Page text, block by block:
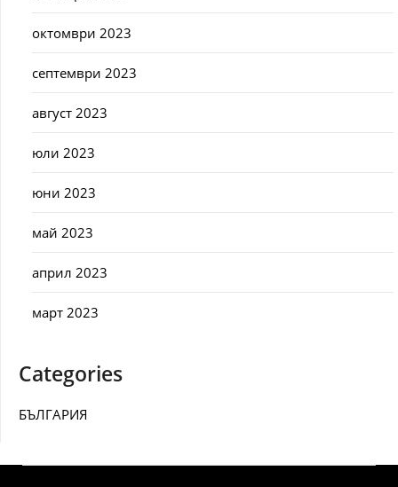
октомври 2023
септември 2023
август 2023
юли 2023
юни 2023
май 2023
април 2023
март 2023
Categories
БЪЛГАРИЯ